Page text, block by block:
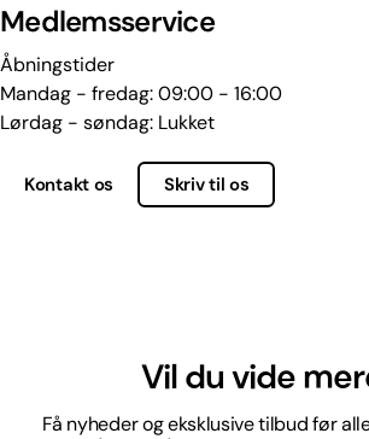
Medlemsservice
Åbningstider
Mandag - fredag: 09:00 - 16:00
Lørdag - søndag: Lukket
Kontakt os Skriv til os
Vil du vide
Få nyheder og eksklusive tilbud før